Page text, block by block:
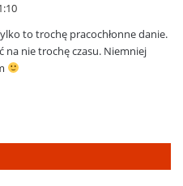
to trochę pracochłonne danie.
na nie trochę czasu. Niemniej